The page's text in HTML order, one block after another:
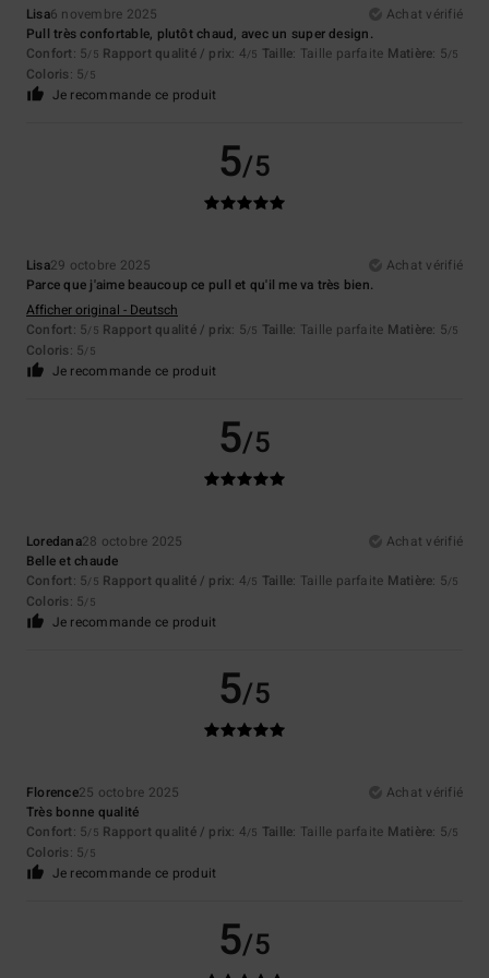
Lisa6 novembre 2025
Achat vérifié
Pull très confortable, plutôt chaud, avec un super design.
Confort: 5/5 Rapport qualité / prix: 4/5 Taille: Taille parfaite Matière: 5/5
Coloris: 5/5
Je recommande ce produit
5/5
Lisa29 octobre 2025
Achat vérifié
Parce que j'aime beaucoup ce pull et qu'il me va très bien.
Afficher original - Deutsch
Confort: 5/5 Rapport qualité / prix: 5/5 Taille: Taille parfaite Matière: 5/5
Coloris: 5/5
Je recommande ce produit
5/5
Loredana28 octobre 2025
Achat vérifié
Belle et chaude
Confort: 5/5 Rapport qualité / prix: 4/5 Taille: Taille parfaite Matière: 5/5
Coloris: 5/5
Je recommande ce produit
5/5
Florence25 octobre 2025
Achat vérifié
Très bonne qualité
Confort: 5/5 Rapport qualité / prix: 4/5 Taille: Taille parfaite Matière: 5/5
Coloris: 5/5
Je recommande ce produit
5/5